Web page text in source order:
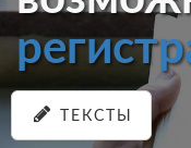
ТЕКСТЫ